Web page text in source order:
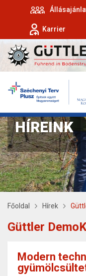
Karrier
HÍREINK
Főoldal Hírek
Güttler
Modern